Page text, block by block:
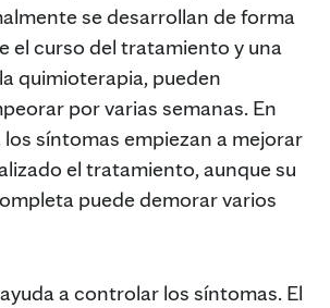
se desarrollan de forma
el curso del tratamiento y una
quimioterapia, pueden
por varias semanas. En
síntomas empiezan a mejorar
el tratamiento, aunque su
puede demorar varios
a controlar los síntomas. El